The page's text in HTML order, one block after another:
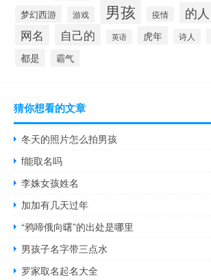
梦幻西游 游戏 男孩 疫情 的人
网名 自己的 英语 虎年 诗人
都是 霸气
猜你想看的文章
冬天的照片怎么拍男孩
f能取名吗
李姝女孩姓名
加加有几天过年
“鸦啼俄向曙”的出处是哪里
男孩子名字带三点水
罗家取名起名大全